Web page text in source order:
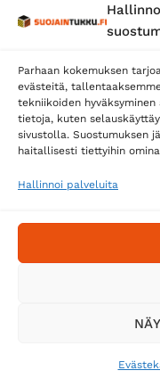
Parhaan kokemuksen
evästeitä,
tekniikoiden
tietoja, kuten
sivustolla. Suostumuksen
haitallisesti tiettyihin
Hallinnoi palveluita
Posti
Postnord
Tilaa uutiskirje ja